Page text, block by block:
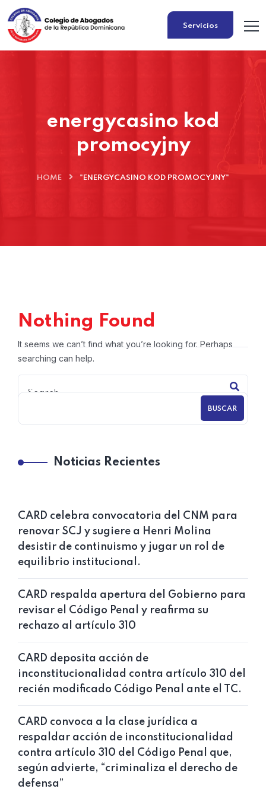
Servicios
energycasino kod
promocyjny
HOME "ENERGYCASINO KOD PROMOCYJNY"
Nothing Found
It seems we can’t find what you’re looking for. Perhaps
searching can help.
BUSCAR
Noticias Recientes
CARD celebra convocatoria del CNM para
renovar SCJ y sugiere a Henri Molina
desistir de continuismo y jugar un rol de
equilibrio institucional.
CARD respalda apertura del Gobierno para
revisar el Código Penal y reafirma su
rechazo al artículo 310
CARD deposita acción de
inconstitucionalidad contra artículo 310 del
recién modificado Código Penal ante el TC.
CARD convoca a la clase jurídica a
respaldar acción de inconstitucionalidad
contra artículo 310 del Código Penal que,
según advierte, “criminaliza el derecho de
defensa”